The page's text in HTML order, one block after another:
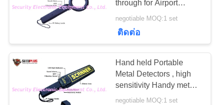
เกี่ยว
เรา Baggage And
Parcel Inspection
260
through for Airport
Security
negotiable MOQ:1 set
ติดต่อ
Hand held Portable
Metal Detectors , high
sensitivity Handy metal
detector
negotiable MOQ:1 set